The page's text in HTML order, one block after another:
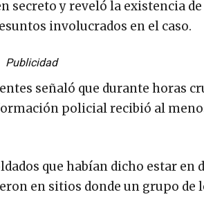
y reveló la existencia
involucrados en el caso.
Publicidad
señaló que durante horas
policial recibió al
que habían dicho estar en
en sitios donde un grupo de